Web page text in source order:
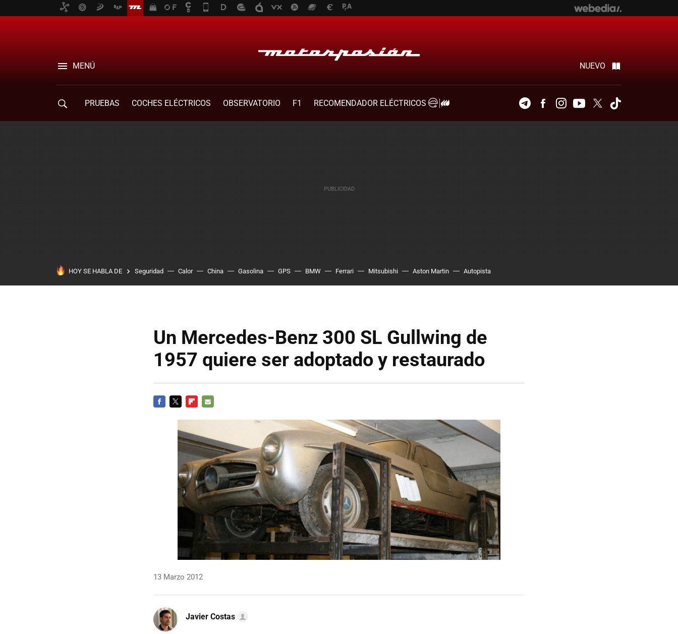
MENÚ NUEVO
PRUEBAS COCHES ELÉCTRICOS OBSERVATORIO F1
RECOMENDADOR ELÉCTRICOS
TelegramFacebookInstagramYoutubeTwitter
HOY SE HABLA DE Seguridad Calor China Gasolina GPS BMW Ferrari Mitsubishi Aston Martin Autopista
Un Mercedes-Benz 300 SL Gullwing de
1957 quiere ser adoptado y restaurado
13 Marzo 2012
Javier Costas